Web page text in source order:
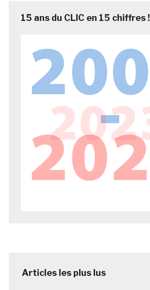
15 ans du CLIC en 15 chiffres !